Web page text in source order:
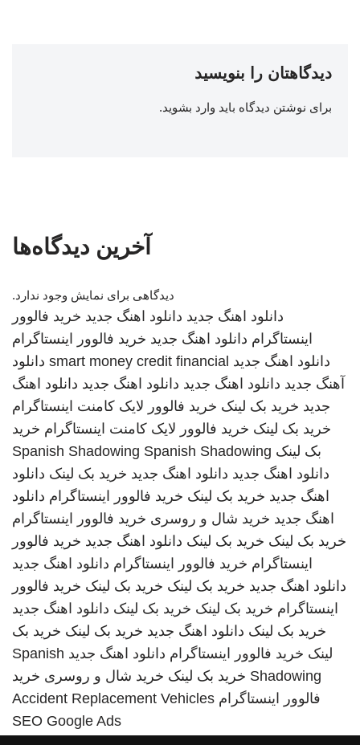
دیدگاهتان را بنویسید
برای نوشتن دیدگاه باید وارد بشوید.
آخرین دیدگاه‌ها
دیدگاهی برای نمایش وجود ندارد.
دانلود اهنگ جدید دانلود اهنگ جدید خرید فالوور
اینستاگرام دانلود اهنگ جدید خرید فالوور اینستاگرام
دانلود اهنگ جدید smart money credit financial دانلود
آهنگ جدید دانلود اهنگ جدید دانلود اهنگ جدید دانلود اهنگ
جدید خرید بک لینک خرید فالوور لایک کامنت اینستاگرام
خرید بک لینک خرید فالوور لایک کامنت اینستاگرام خرید
بک لینک
Spanish Shadowing Spanish Shadowing
دانلود اهنگ جدید دانلود اهنگ جدید خرید بک لینک دانلود
اهنگ جدید خرید بک لینک خرید فالوور اینستاگرام دانلود
اهنگ جدید خرید شال و روسری خرید فالوور اینستاگرام
خرید بک لینک خرید بک لینک دانلود اهنگ جدید خرید فالوور
اینستاگرام خرید فالوور اینستاگرام دانلود اهنگ جدید
دانلود اهنگ جدید خرید بک لینک خرید بک لینک خرید فالوور
اینستاگرام خرید بک لینک خرید بک لینک دانلود اهنگ جدید
خرید بک لینک دانلود اهنگ جدید خرید بک لینک خرید بک
لینک خرید فالوور اینستاگرام دانلود اهنگ جدید Spanish
Shadowing خرید بک لینک خرید شال و روسری خرید
فالوور اینستاگرام Accident Replacement Vehicles
SEO Google Ads